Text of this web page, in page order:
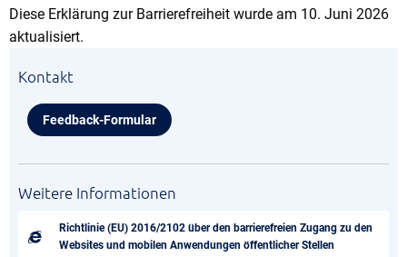
Diese Erklärung zur Barrierefreiheit wurde am 10. Juni 2026
aktualisiert.
Kontakt
Feedback-Formular
Weitere Informationen
Richtlinie (EU) 2016/2102 über den barrierefreien Zugang zu den
Websites und mobilen Anwendungen öffentlicher Stellen